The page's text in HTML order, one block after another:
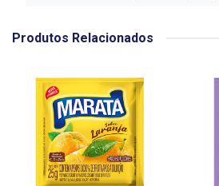
Produtos Relacionados